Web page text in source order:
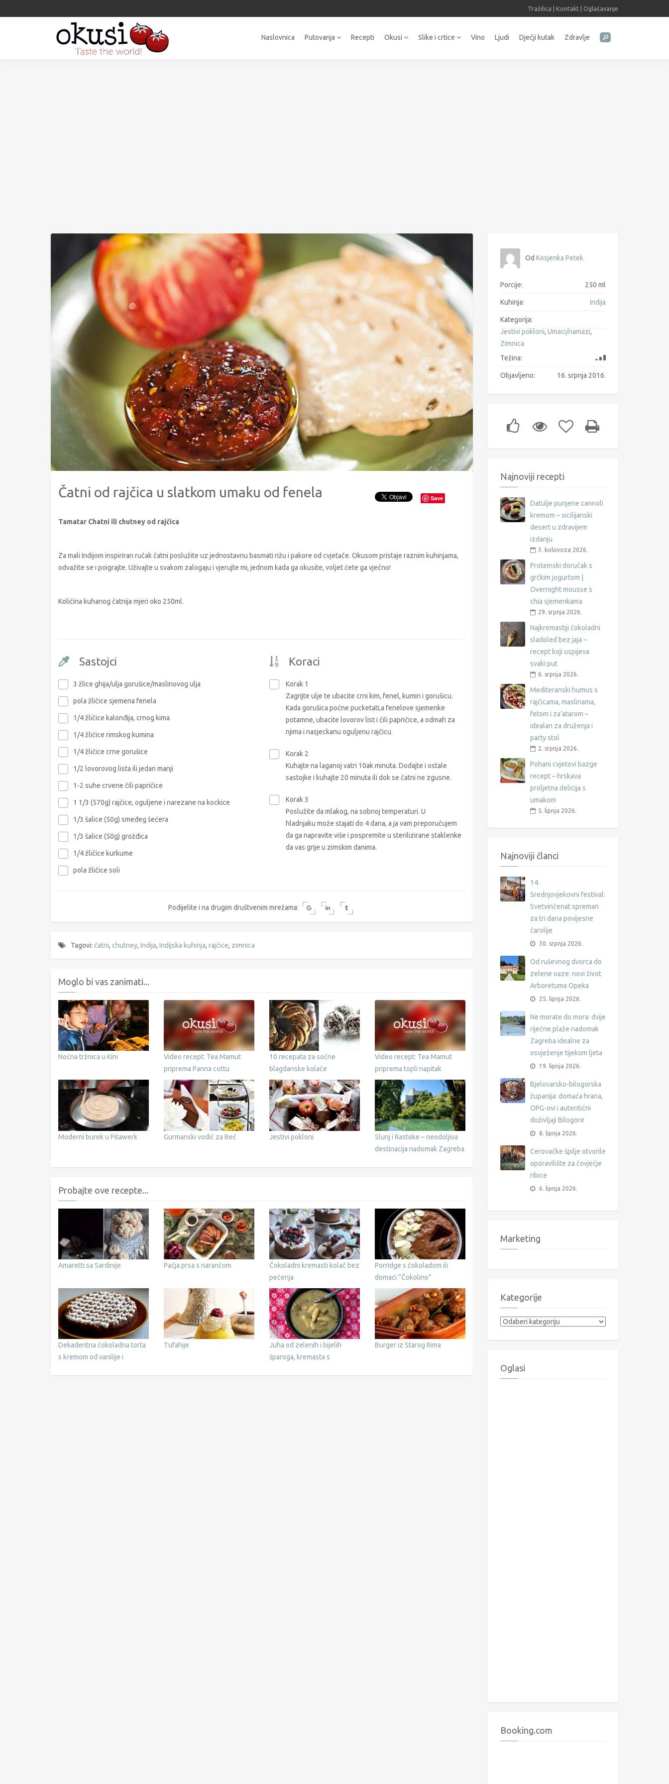
Tražilica Kontakt Oglašavanje
Naslovnica Putovanja Recepti Okusi Slike i crtice Vino Ljudi Dječji kutak Zdravlje
Čatni od rajčica u slatkom umaku od fenela Save
Tamatar Chatni ili chutney od rajčica
Za mali Indijom inspiriran ručak čatni poslužite uz jednostavnu basmati rižu i pakore od cvjetače. Okusom pristaje raznim kuhinjama,
odvažite se i poigrajte. Uživajte u svakom zalogaju i vjerujte mi, jednom kada ga okusite, voljet ćete ga vječno!
Količina kuhanog čatnija mjeri oko 250ml.
Sastojci
3 žlice ghija/ulja gorušice/maslinovog ulja
pola žličice sjemena fenela
1/4 žličice kalonđija, crnog kima
1/4 žličice rimskog kumina
1/4 žličice crne gorušice
1/2 lovorovog lista ili jedan manji
1-2 suhe crvene čili papričice
1 1/3 (570g) rajčice, oguljene i narezane na kockice
1/3 šalice (50g) smeđeg šećera
1/3 šalice (50g) grožđica
1/4 žličice kurkume
pola žličice soli
Koraci
Korak 1
Zagrijte ulje te ubacite crni kim, fenel, kumin i gorušicu.
Kada gorušica počne pucketati,a fenelove sjemenke
potamne, ubacite lovorov list i čili papričice, a odmah za
njima i nasjeckanu oguljenu rajčicu.
Korak 2
Kuhajte na laganoj vatri 10ak minuta. Dodajte i ostale
sastojke i kuhajte 20 minuta ili dok se čatni ne zgusne.
Korak 3
Poslužite da mlakog, na sobnoj temperaturi. U
hladnjaku može stajati do 4 dana, a ja vam preporučujem
da ga napravite više i pospremite u sterilizirane staklenke
da vas grije u zimskim danima.
Podijelite i na drugim društvenim mrežama:
Tagovi: čatni, chutney, Indija, Indijska kuhinja, rajčice, zimnica
Moglo bi vas zanimati...
Noćna tržnica u Kini
Video recept: Tea Mamut
priprema Panna cottu
10 recepata za sočne
blagdanske kolače
Video recept: Tea Mamut
priprema topli napitak
Moderni burek u Pitawerk Gurmanski vodič za Beč Jestivi pokloni
Slunj i Rastoke – neodoljiva
destinacija nadomak Zagreba
Probajte ove recepte...
Amaretti sa Sardinije Pačja prsa s narančom
Čokoladni kremasti kolač bez
pečenja
Porridge s čokoladom ili
domaći “Čokolino”
Dekadentna čokoladna torta
s kremom od vanilije i
Tufahije
Juha od zelenih i bijelih
šparoga, kremasta s
Burger iz Starog Rima
Od Kosjenka Petek
Porcije: 250 ml
Kuhinja: Indija
Kategorija:
Jestivi pokloni, Umaci/namazi,
Zimnica
Težina:
Objavljeno: 16. srpnja 2016.
Najnoviji recepti
Datulje punjene cannoli
kremom – sicilijanski
desert u zdravijem
izdanju
3. kolovoza 2026.
Proteinski doručak s
grčkim jogurtom |
Overnight mousse s
chia sjemenkama
29. srpnja 2026.
Najkremastiji čokoladni
sladoled bez jaja –
recept koji uspijeva
svaki put
6. srpnja 2026.
Mediteranski humus s
rajčicama, maslinama,
fetom i za’atarom –
idealan za druženja i
party stol
2. srpnja 2026.
Pohani cvjetovi bazge
recept – hrskava
proljetna delicija s
umakom
5. lipnja 2026.
Najnoviji članci
14.
Srednjovjekovni festival:
Svetvinčenat spreman
za tri dana povijesne
čarolije
30. srpnja 2026.
Od ruševnog dvorca do
zelene oaze: novi život
Arboretuma Opeka
25. lipnja 2026.
Ne morate do mora: dvije
riječne plaže nadomak
Zagreba idealne za
osvježenje tijekom ljeta
19. lipnja 2026.
Bjelovarsko-bilogorska
županija: domaća hrana,
OPG-ovi i autentični
doživljaji Bilogore
8. lipnja 2026.
Cerovačke špilje otvorile
oporavilište za čovječje
ribice
6. lipnja 2026.
Marketing
Kategorije
Kategorije
Oglasi
Booking.com